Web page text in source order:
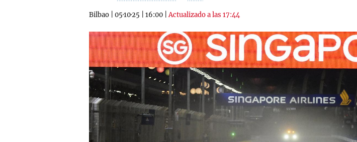
Bilbao 05·10·25 16:00 |Actualizado a las 17:44